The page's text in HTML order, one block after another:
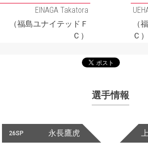
EINAGA Takatora
（福島ユナイテッドＦ
Ｃ）
（
Ｃ）
選手情報
26SP 永長鷹虎